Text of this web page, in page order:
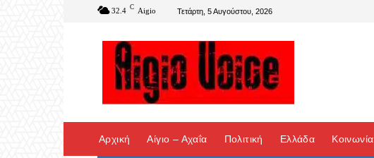
32.4 C Aigio Τετάρτη, 5 Αυγούστου, 2026
Αρχική Αίγιο – Αχαΐα Πολιτική Ελλάδα Κοινωνία